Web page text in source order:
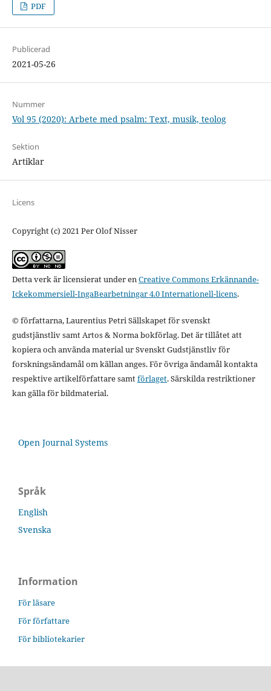
PDF
Publicerad
2021-05-26
Nummer
Vol 95 (2020): Arbete med psalm: Text, musik, teolog
Sektion
Artiklar
Licens
Copyright (c) 2021 Per Olof Nisser
Detta verk är licensierat under en Creative Commons Erkännande-
Ickekommersiell-IngaBearbetningar 4.0 Internationell-licens.
© författarna, Laurentius Petri Sällskapet för svenskt
gudstjänstliv samt Artos & Norma bokförlag. Det är tillåtet att
kopiera och använda material ur Svenskt Gudstjänstliv för
forskningsändamål om källan anges. För övriga ändamål kontakta
respektive artikelförfattare samtförlaget. Särskilda restriktioner
kan gälla för bildmaterial.
Open Journal Systems
Språk
English
Svenska
Information
För läsare
För författare
För bibliotekarier